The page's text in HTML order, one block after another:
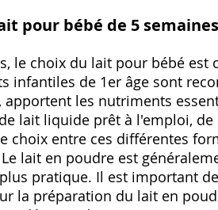
pour bébé de 5 semaines
le choix du lait pour bébé est
infantiles de 1er âge sont
apportent les nutriments
lait liquide prêt à l'emploi,
choix entre ces différentes
lait en poudre est
pratique. Il est important
la préparation du lait en